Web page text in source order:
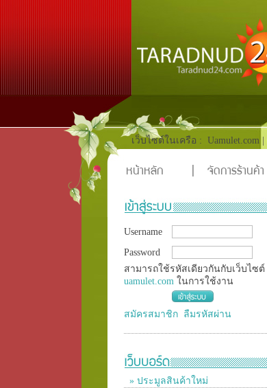
เว็บไซต์ในเครือ : Uamulet.com
หน้าหลัก จัดการร้านค้า
Username
Password
สามารถใช้รหัสเดียวกันกับเว็บไซต์
uamulet.com ในการใช้งาน
สมัครสมาชิก ลืมรหัสผ่าน
» ประมูลสินค้าใหม่